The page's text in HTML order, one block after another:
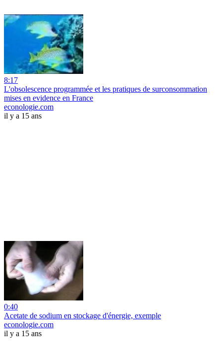
8:17
L'obsolescence programmée et les pratiques de surconsommation
mises en evidence en France
econologie.com
il y a 15 ans
0:40
Acetate de sodium en stockage d'énergie, exemple
econologie.com
il y a 15 ans